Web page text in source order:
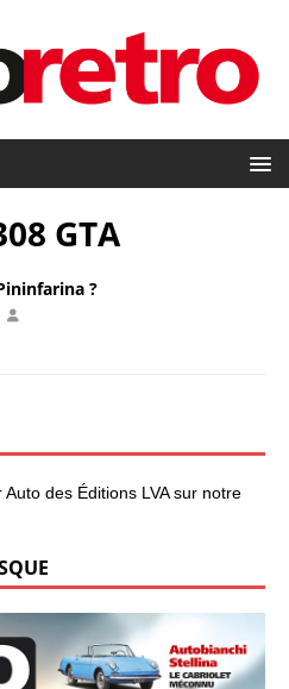
GTA
?
des Éditions LVA sur notre